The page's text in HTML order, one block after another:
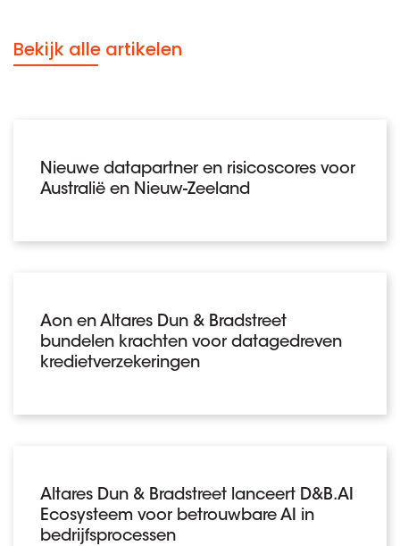
Bekijk alle artikelen
Nieuwe datapartner en risicoscores voor
Australië en Nieuw-Zeeland
Aon en Altares Dun & Bradstreet
bundelen krachten voor datagedreven
kredietverzekeringen
Altares Dun & Bradstreet lanceert D&B.AI
Ecosysteem voor betrouwbare AI in
bedrijfsprocessen